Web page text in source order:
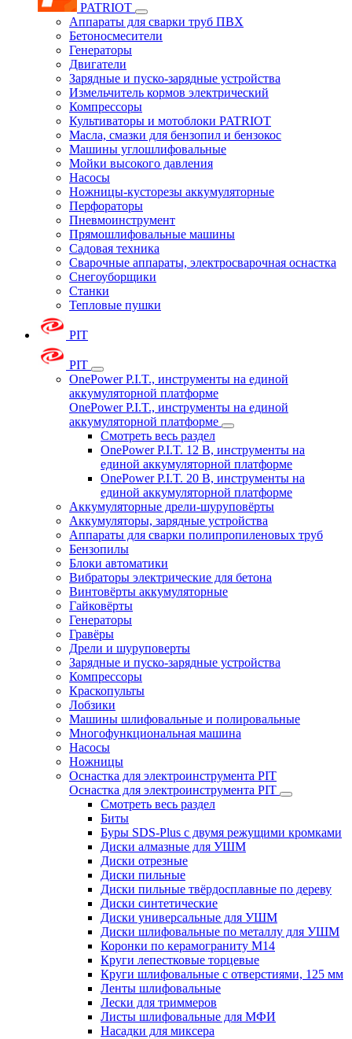
PATRIOT
Аппараты для сварки труб ПВХ
Бетоносмесители
Генераторы
Двигатели
Зарядные и пуско-зарядные устройства
Измельчитель кормов электрический
Компрессоры
Культиваторы и мотоблоки PATRIOT
Масла, смазки для бензопил и бензокос
Машины углошлифовальные
Мойки высокого давления
Насосы
Ножницы-кусторезы аккумуляторные
Перфораторы
Пневмоинструмент
Прямошлифовальные машины
Садовая техника
Сварочные аппараты, электросварочная оснастка
Снегоуборщики
Станки
Тепловые пушки
PIT
PIT
OnePower P.I.T., инструменты на единой
аккумуляторной платформе
OnePower P.I.T., инструменты на единой
аккумуляторной платформе
Смотреть весь раздел
OnePower P.I.T. 12 В, инструменты на
единой аккумуляторной платформе
OnePower P.I.T. 20 В, инструменты на
единой аккумуляторной платформе
Аккумуляторные дрели-шуруповёрты
Аккумуляторы, зарядные устройства
Аппараты для сварки полипропиленовых труб
Бензопилы
Блоки автоматики
Вибраторы электрические для бетона
Винтовёрты аккумуляторные
Гайковёрты
Генераторы
Гравёры
Дрели и шуруповерты
Зарядные и пуско-зарядные устройства
Компрессоры
Краскопульты
Лобзики
Машины шлифовальные и полировальные
Многофункциональная машина
Насосы
Ножницы
Оснастка для электроинструмента PIT
Оснастка для электроинструмента PIT
Смотреть весь раздел
Биты
Буры SDS-Plus c двумя режущими кромками
Диски алмазные для УШМ
Диски отрезные
Диски пильные
Диски пильные твёрдосплавные по дереву
Диски синтетические
Диски универсальные для УШМ
Диски шлифовальные по металлу для УШМ
Коронки по керамограниту M14
Круги лепестковые торцевые
Круги шлифовальные с отверстиями, 125 мм
Ленты шлифовальные
Лески для триммеров
Листы шлифовальные для МФИ
Насадки для миксера